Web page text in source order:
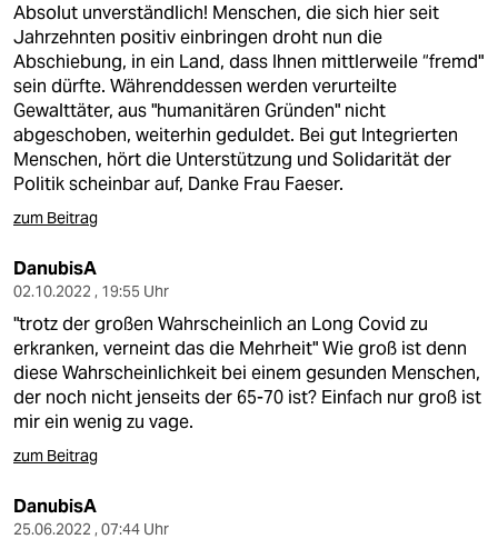
Absolut unverständlich! Menschen, die sich hier seit
Jahrzehnten positiv einbringen droht nun die
Abschiebung, in ein Land, dass Ihnen mittlerweile “fremd"
sein dürfte. Währenddessen werden verurteilte
Gewalttäter, aus "humanitären Gründen" nicht
abgeschoben, weiterhin geduldet. Bei gut Integrierten
Menschen, hört die Unterstützung und Solidarität der
Politik scheinbar auf, Danke Frau Faeser.
zum Beitrag
DanubisA
02.10.2022 , 19:55 Uhr
"trotz der großen Wahrscheinlich an Long Covid zu
erkranken, verneint das die Mehrheit" Wie groß ist denn
diese Wahrscheinlichkeit bei einem gesunden Menschen,
der noch nicht jenseits der 65-70 ist? Einfach nur groß ist
mir ein wenig zu vage.
zum Beitrag
DanubisA
25.06.2022 , 07:44 Uhr